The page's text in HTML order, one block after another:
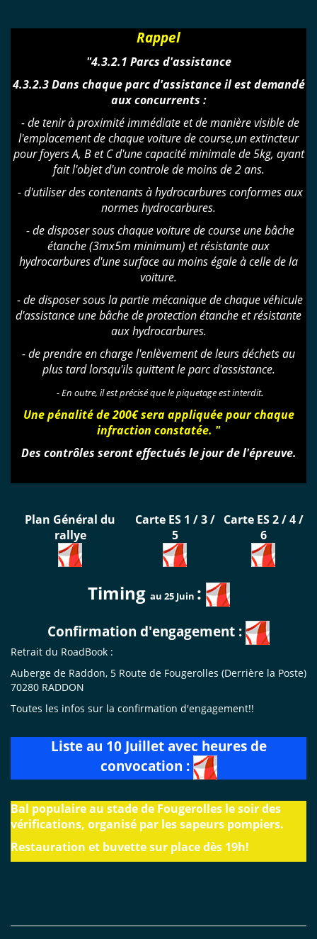
Rappel
"4.3.2.1 Parcs d'assistance
4.3.2.3 Dans chaque parc d'assistance il est demandé
aux concurrents :
- de tenir à proximité immédiate et de manière visible de
l'emplacement de chaque voiture de course,un extincteur
pour foyers A, B et C d'une capacité minimale de 5kg, ayant
fait l'objet d'un controle de moins de 2 ans.
- d'utiliser des contenants à hydrocarbures conformes aux
normes hydrocarbures.
- de disposer sous chaque voiture de course une bâche
étanche (3mx5m minimum) et résistante aux
hydrocarbures d'une surface au moins égale à celle de la
voiture.
- de disposer sous la partie mécanique de chaque véhicule
d'assistance une bâche de protection étanche et résistante
aux hydrocarbures.
-de prendre en charge l'enlèvement de leurs déchets au
plus tard lorsqu'ils quittent le parc d'assistance.
- En outre, il est précisé que le piquetage est interdit.
Une pénalité de 200€ sera appliquée pour chaque
infraction constatée. "
Des contrôles seront effectués le jour de l'épreuve.
Plan Général du
rallye
Carte ES 1 / 3 /
5
Carte ES 2 / 4 /
6
Timing au 25 Juin :
Confirmation d'engagement :
Retrait du RoadBook :
Auberge de Raddon, 5 Route de Fougerolles (Derrière la Poste)
70280 RADDON
Toutes les infos sur la confirmation d'engagement!!
Liste au 10 Juillet avec heures de
convocation :
Bal populaire au stade de Fougerolles le soir des
vérifications, organisé par les sapeurs pompiers.
Restauration et buvette sur place dès 19h!